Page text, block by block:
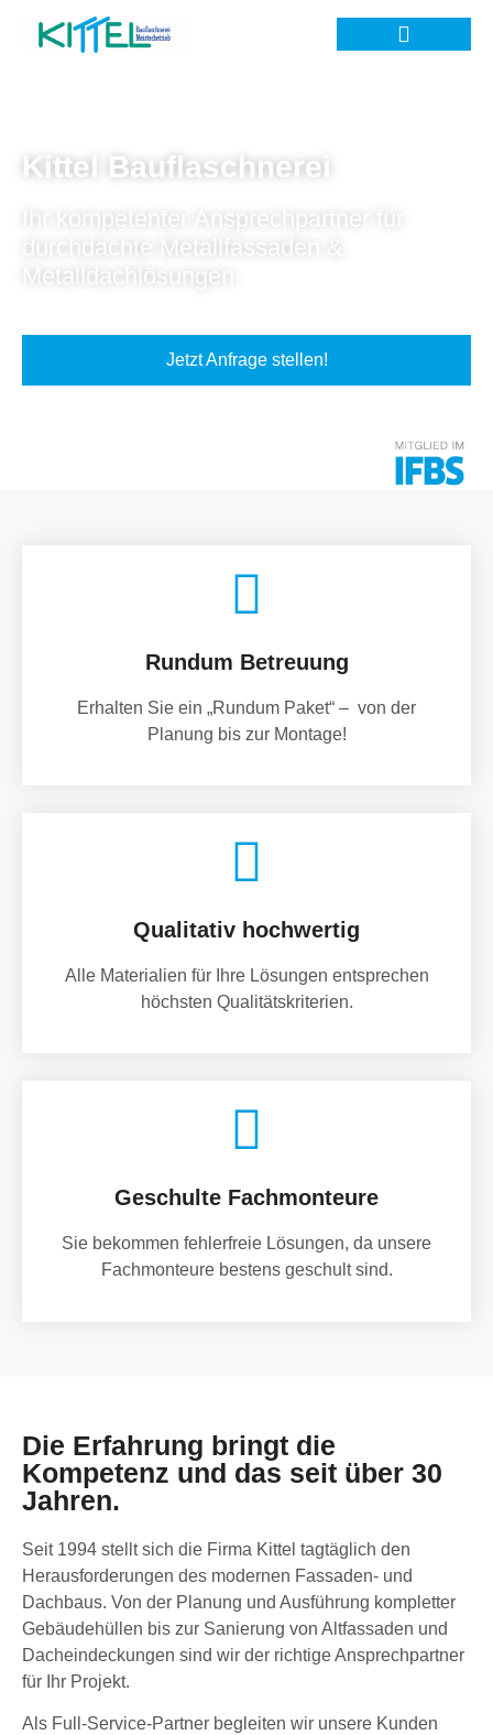
Kittel Bauflaschnerei
Ihr kompetenter Ansprechpartner für
durchdachte Metallfassaden &
Metalldachlösungen.
Jetzt Anfrage stellen!
Rundum Betreuung
Erhalten Sie ein „Rundum Paket“ – von der
Planung bis zur Montage!
Qualitativ hochwertig
Alle Materialien für Ihre Lösungen entsprechen
höchsten Qualitätskriterien.
Geschulte Fachmonteure
Sie bekommen fehlerfreie Lösungen, da unsere
Fachmonteure bestens geschult sind.
Die Erfahrung bringt die
Kompetenz und das seit über 30
Jahren.
Seit 1994 stellt sich die Firma Kittel tagtäglich den
Herausforderungen des modernen Fassaden- und
Dachbaus. Von der Planung und Ausführung kompletter
Gebäudehüllen bis zur Sanierung von Altfassaden und
Dacheindeckungen sind wir der richtige Ansprechpartner
für Ihr Projekt.
Als Full-Service-Partner begleiten wir unsere Kunden